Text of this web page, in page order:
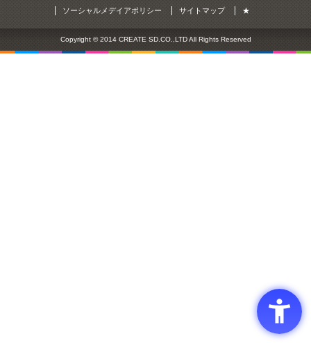
ソーシャルメデイアポリシー
サイトマップ ★
Copyright © 2014 CREATE SD.CO.,LTD All Rights Reserved